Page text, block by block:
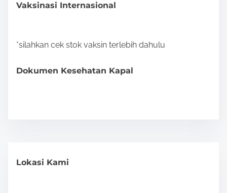
Vaksinasi Internasional
*silahkan cek stok vaksin terlebih dahulu
Dokumen Kesehatan Kapal
Lokasi Kami